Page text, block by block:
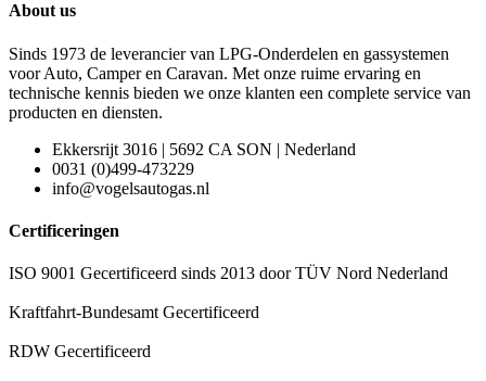
About us
Sinds 1973 de leverancier van LPG-Onderdelen en gassystemen
voor Auto, Camper en Caravan. Met onze ruime ervaring en
technische kennis bieden we onze klanten een complete service van
producten en diensten.
Ekkersrijt 3016 | 5692 CA SON | Nederland
0031 (0)499-473229
info@vogelsautogas.nl
Certificeringen
ISO 9001 Gecertificeerd sinds 2013 door TÜV Nord Nederland
Kraftfahrt-Bundesamt Gecertificeerd
RDW Gecertificeerd